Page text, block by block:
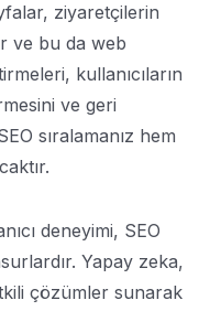
ziyaretçilerin
ve bu da web
kullanıcıların
ve geri
sıralamanız hem
deneyimi, SEO
Yapay zeka,
çözümler sunarak